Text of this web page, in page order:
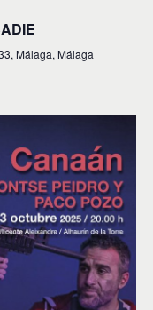
Málaga, Málaga